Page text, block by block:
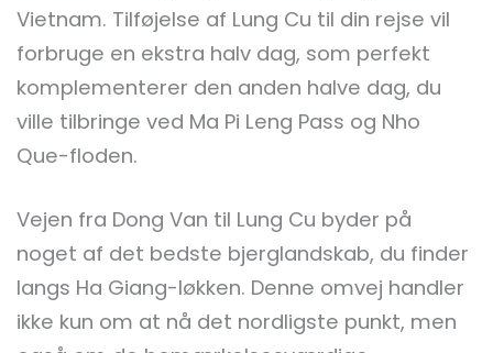
Vietnam. Tilføjelse af Lung Cu til din rejse vil
forbruge en ekstra halv dag, som perfekt
komplementerer den anden halve dag, du
ville tilbringe ved Ma Pi Leng Pass og Nho
Que-floden.
Vejen fra Dong Van til Lung Cu byder på
noget af det bedste bjerglandskab, du finder
langs Ha Giang-løkken. Denne omvej handler
ikke kun om at nå det nordligste punkt, men